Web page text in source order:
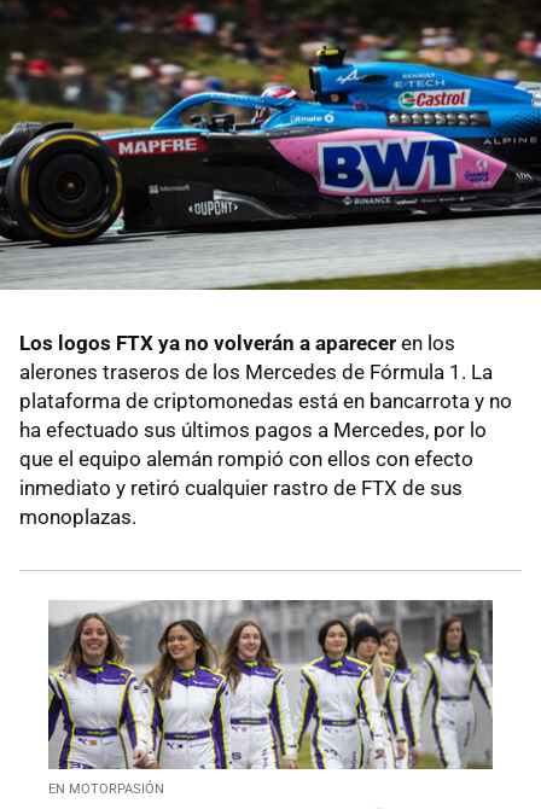
Los logos FTX ya no volverán a aparecer en los
alerones traseros de los Mercedes de Fórmula 1. La
plataforma de criptomonedas está en bancarrota y no
ha efectuado sus últimos pagos a Mercedes, por lo
que el equipo alemán rompió con ellos con efecto
inmediato y retiró cualquier rastro de FTX de sus
monoplazas.
EN MOTORPASIÓN